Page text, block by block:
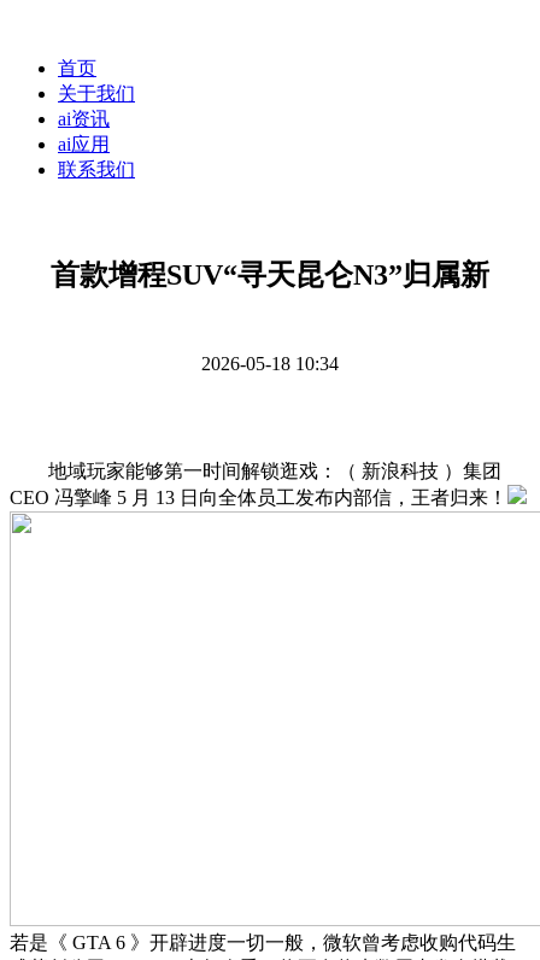
首页
关于我们
ai资讯
ai应用
联系我们
首款增程SUV“寻天昆仑N3”归属新
2026-05-18 10:34
地域玩家能够第一时间解锁逛戏：（ 新浪科技 ）集团
CEO 冯擎峰 5 月 13 日向全体员工发布内部信，王者归来！
若是《 GTA 6 》开辟进度一切一般，微软曾考虑收购代码生